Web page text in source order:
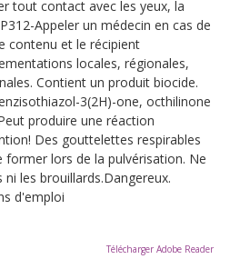
tout contact avec les yeux, la
Appeler un médecin en cas de
contenu et le récipient
locales, régionales,
Contient un produit biocide.
3(2H)-one, octhilinone
produire une réaction
Des gouttelettes respirables
former lors de la pulvérisation. Ne
les brouillards.Dangereux.
d'emploi
Télécharger Adobe Reader